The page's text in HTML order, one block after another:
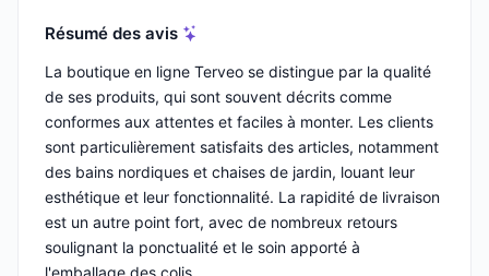
Résumé des avis
La boutique en ligne Terveo se distingue par la qualité
de ses produits, qui sont souvent décrits comme
conformes aux attentes et faciles à monter. Les clients
sont particulièrement satisfaits des articles, notamment
des bains nordiques et chaises de jardin, louant leur
esthétique et leur fonctionnalité. La rapidité de livraison
est un autre point fort, avec de nombreux retours
soulignant la ponctualité et le soin apporté à